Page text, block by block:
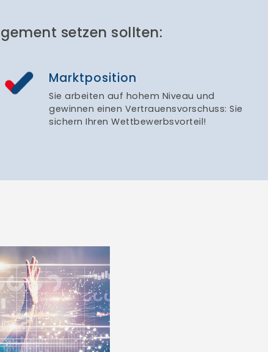
setzen sollten:
Marktposition
Sie arbeiten auf hohem Niveau und
gewinnen einen Vertrauensvorschuss: Sie
sichern Ihren Wettbewerbsvorteil!